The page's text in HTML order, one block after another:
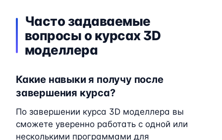
Часто задаваемые
вопросы о курсах 3D
моделлера
Какие навыки я получу после
завершения курса?
По завершении курса 3D моделлера вы
сможете уверенно работать с одной или
несколькими программами для